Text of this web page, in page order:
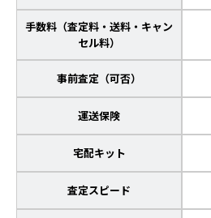
手数料（査定料・送料・キャン
セル料）
事前査定（可否）
運送保険
宅配キット
査定スピード